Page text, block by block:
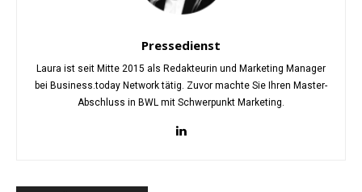
Pressedienst
Laura ist seit Mitte 2015 als Redakteurin und Marketing Manager
bei Business.today Network tätig. Zuvor machte Sie Ihren Master-
Abschluss in BWL mit Schwerpunkt Marketing.